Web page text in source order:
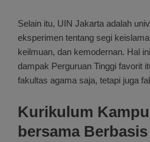
Selain itu, UIN Jakarta adalah
eksperimen tentang segi
keilmuan, dan kemodernan. Hal
dampak Perguruan Tinggi favorit
fakultas agama saja, tetapi juga
Kurikulum
bersama